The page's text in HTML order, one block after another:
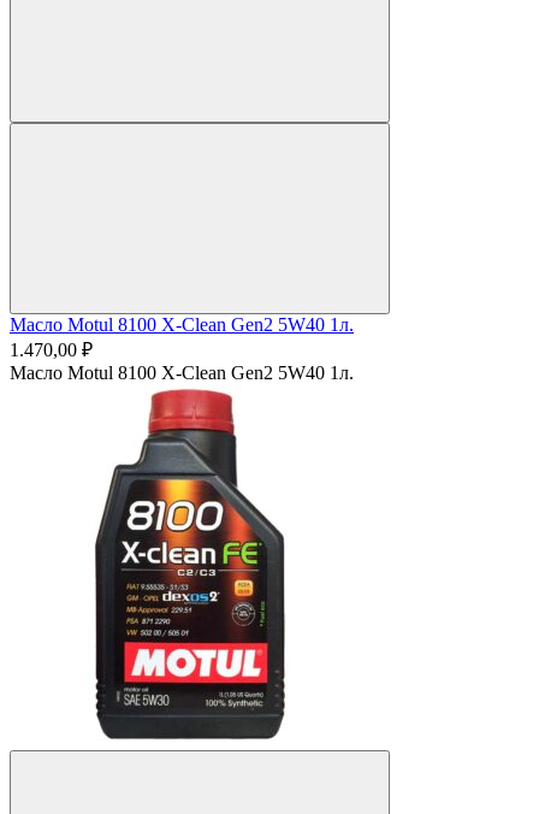
Масло Motul 8100 X-Clean Gen2 5W40 1л.
1.470,00 ₽
Масло Motul 8100 X-Clean Gen2 5W40 1л.